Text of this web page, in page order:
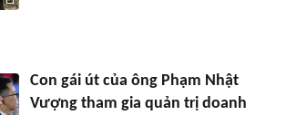
Con gái út của ông Phạm Nhật
Vượng tham gia quản trị doanh